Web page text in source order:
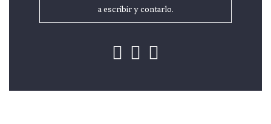
a escribir y contarlo.